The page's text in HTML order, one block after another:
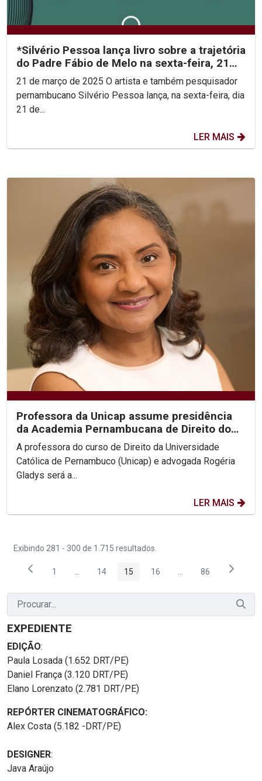
*Silvério Pessoa lança livro sobre a trajetória
do Padre Fábio de Melo na sexta-feira, 21
de...
21 de março de 2025 O artista e também pesquisador
pernambucano Silvério Pessoa lança, na sexta-feira, dia
21 de...
LER MAIS
Professora da Unicap assume presidência
da Academia Pernambucana de Direito do
Trabalho
A professora do curso de Direito da Universidade
Católica de Pernambuco (Unicap) e advogada Rogéria
Gladys será a...
LER MAIS
Exibindo 281 - 300 de 1.715 resultados.
Página
1 Páginas intermediárias Usar ABA para navegar.
Página
14 Página
15 Página
16 PáginasPágina
86
EXPEDIENTE
EDIÇÃO:
Paula Losada (1.652 DRT/PE)
Daniel França (3.120 DRT/PE)
Elano Lorenzato (2.781 DRT/PE)
REPÓRTER CINEMATOGRÁFICO:
Alex Costa (5.182 -DRT/PE)
DESIGNER:
Java Araújo